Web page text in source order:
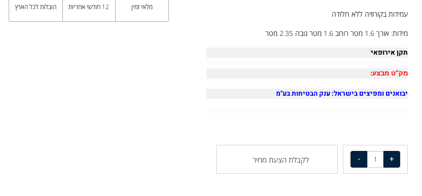
עמידות בקורוזיה ללא חלודה
מידות: אורך 1.6 מטר רוחב 1.6 מטר גובה 2.35 מטר
תקן אירופאי
מק"ט מבצע:
מלאי זמין 12 חודשי אחריות הובלות לכל הארץ